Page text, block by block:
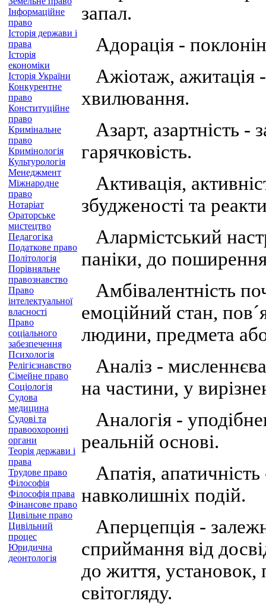
Інформаційне
право
Історія держави і
права
Історія
економіки
Історія України
Конкурентне
право
Конституційне
право
Кримінальне
право
Кримінологія
Культурологія
Менеджмент
Міжнародне
право
Нотаріат
Ораторське
мистецтво
Педагогіка
Податкове право
Політологія
Порівняльне
правознавство
Право
інтелектуальної
власності
Право
соціального
забезпечення
Психологія
Релігієзнавство
Сімейне право
Соціологія
Судова
медицина
Судові та
правоохоронні
органи
Теорія держави і
права
Трудове право
Філософія
Філософія права
Фінансове право
Цивільне право
Цивільний
процес
Юридична
деонтологія
запал.
Адорація -
Ажіотаж, ажитація
хвилювання.
Азарт, азартність -
гарячковість.
Активація,
збудженості та
Алармістський
паніки, до
Амбівалентність
емоційний стан,
людини, предмета
Аналіз - мисленнєва
на частини, у
Аналогія -
реальній основі.
Апатія,
навколишніх подій.
Аперцепція -
сприймання від
до життя,
світогляду.